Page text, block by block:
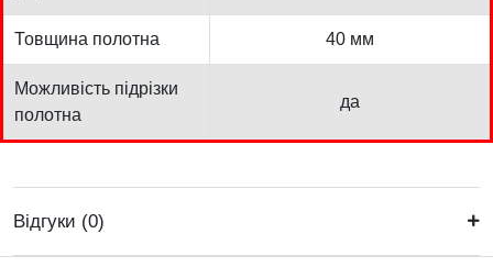
Товщина полотна 40 мм
Можливість підрізки
полотна
да
Відгуки (0)